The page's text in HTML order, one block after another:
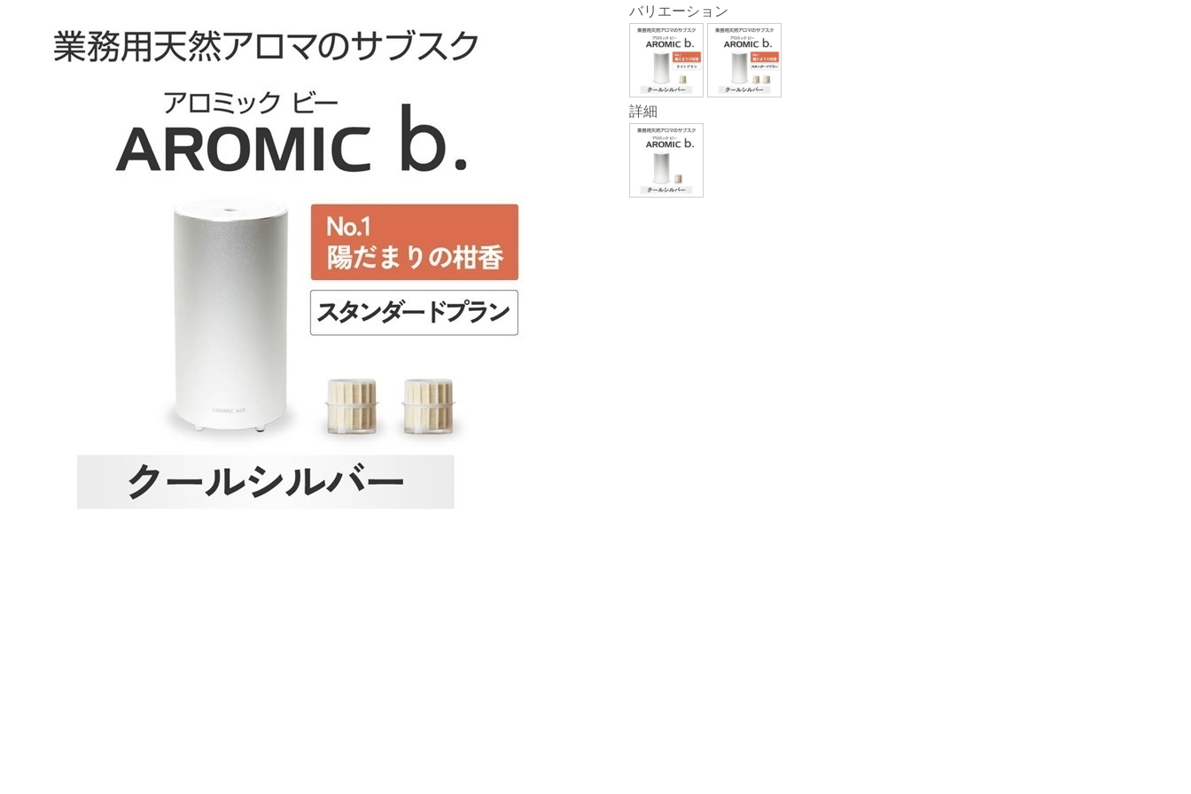
バリエーション
詳細